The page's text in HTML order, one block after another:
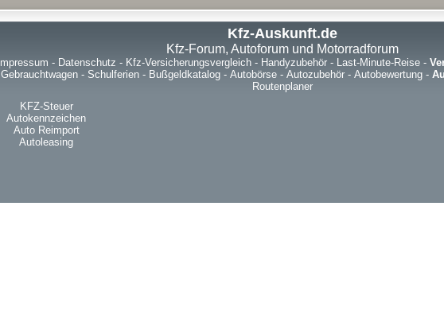
Kfz-Auskunft.de
Kfz-Forum, Autoforum und Motorradforum
Impressum - Datenschutz - Kfz-Versicherungsvergleich- Handyzubehör- Last-Minute-Reise-
Gebrauchtwagen - Schulferien - Bußgeldkatalog - Autobörse - Autozubehör - Autobewertung -
Routenplaner
KFZ-Steuer
Autokennzeichen
Auto Reimport
Autoleasing